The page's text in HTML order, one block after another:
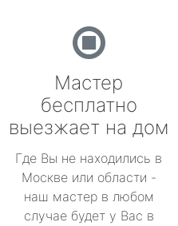
Мастер
бесплатно
выезжает на дом
Где Вы не находились в
Москве или области -
наш мастер в любом
случае будет у Вас в